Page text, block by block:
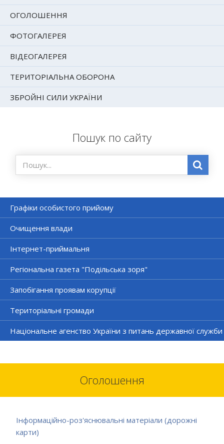
ОГОЛОШЕННЯ
ФОТОГАЛЕРЕЯ
ВІДЕОГАЛЕРЕЯ
ТЕРИТОРІАЛЬНА ОБОРОНА
ЗБРОЙНІ СИЛИ УКРАЇНИ
Пошук по сайту
Графіки особистого прийому
Очищення влади
Інтернет-приймальня
Регіональна газета "Подільська зоря"
Запобігання проявам корупції
Територіальні громади
Національне агенство України з питань державної служби
Оголошення
Інформаційно-роз'яснювальні матеріали (дорожні
карти)